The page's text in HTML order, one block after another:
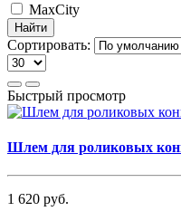
MaxCity
Найти
Сортировать:
Быстрый просмотр
Шлем для роликовых
1 620 руб.